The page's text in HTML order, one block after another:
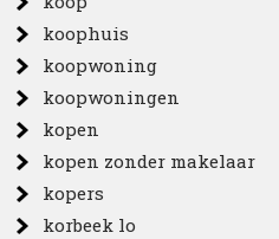
koophuis
koopwoning
koopwoningen
kopen
kopen zonder makelaar
kopers
korbeek lo